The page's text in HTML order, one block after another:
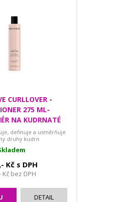
CURLLOVER -
275 ML-
NA KUDRNATÉ
VLASY
definuje a usměrňuje
druhy kudrn
Kč s DPH
Kč bez DPH
DETAIL